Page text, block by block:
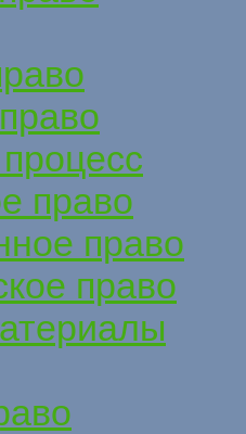
право
право
право